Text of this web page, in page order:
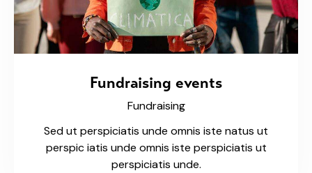
Fundraising events
Fundraising
Sed ut perspiciatis unde omnis iste natus ut
perspic iatis unde omnis iste perspiciatis ut
perspiciatis unde.